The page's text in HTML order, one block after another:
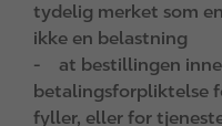
tydelig merket som
ikke en belastning
- at bestillingen
betalingsforpliktelse
fyller, eller for